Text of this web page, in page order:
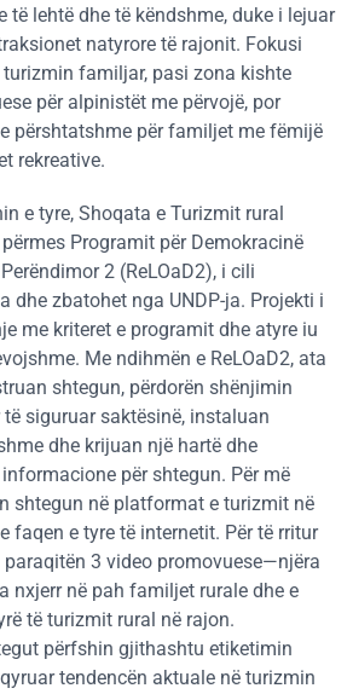
të lehtë dhe të këndshme, duke i lejuar
natyrore të rajonit. Fokusi
familjar, pasi zona kishte
për alpinistët me përvojë, por
përshtatshme për familjet me fëmijë
rekreative.
e tyre, Shoqata e Turizmit rural
Programit për Demokracinë
2 (ReLOaD2), i cili
dhe zbatohet nga UNDP-ja. Projekti i
me kriteret e programit dhe atyre iu
Me ndihmën e ReLOaD2, ata
shtegun, përdorën shënjimin
siguruar saktësinë, instaluan
dhe krijuan një hartë dhe
për shtegun. Për më
shtegun në platformat e turizmit në
faqen e tyre të internetit. Për të rritur
3 video promovuese—njëra
nxjerr në pah familjet rurale dhe e
të turizmit rural në rajon.
përfshin gjithashtu etiketimin
tendencën aktuale në turizmin